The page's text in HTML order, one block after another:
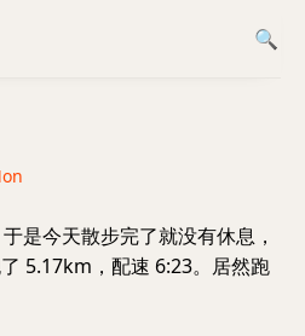
是今天散步完了就没有休息，
5.17km，配速 6:23。居然跑